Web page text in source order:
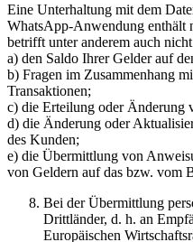
Eine Unterhaltung mit dem
WhatsApp-Anwendung enthält
betrifft unter anderem auch
a) den Saldo Ihrer Gelder auf
b) Fragen im Zusammenhang
Transaktionen;
c) die Erteilung oder Änderung
d) die Änderung oder
des Kunden;
e) die Übermittlung von
von Geldern auf das bzw. vom
Bei der Übermittlung
Drittländer, d. h. an
Europäischen